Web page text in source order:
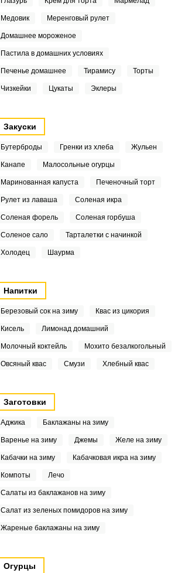
Медовик Меренговый рулет
Домашнее мороженое
Пастила в домашних условиях
Печенье домашнее Тирамису Торты
Чизкейки Цукаты Эклеры
Закуски
Бутерброды Гренки из хлеба Жульен
Канапе Малосольные огурцы
Маринованная капуста Печеночный торт
Рулет из лаваша Соленая икра
Соленая форель Соленая горбуша
Соленое сало Тарталетки с начинкой
Холодец Шаурма
Напитки
Березовый сок на зиму Квас из цикория
Кисель Лимонад домашний
Молочный коктейль Мохито безалкогольный
Овсяный квас Смузи Хлебный квас
Заготовки
Аджика Баклажаны на зиму
Варенье на зиму Джемы Желе на зиму
Кабачки на зиму Кабачковая икра на зиму
Компоты Лечо
Салаты из баклажанов на зиму
Салат из зеленых помидоров на зиму
Жареные баклажаны на зиму
Огурцы